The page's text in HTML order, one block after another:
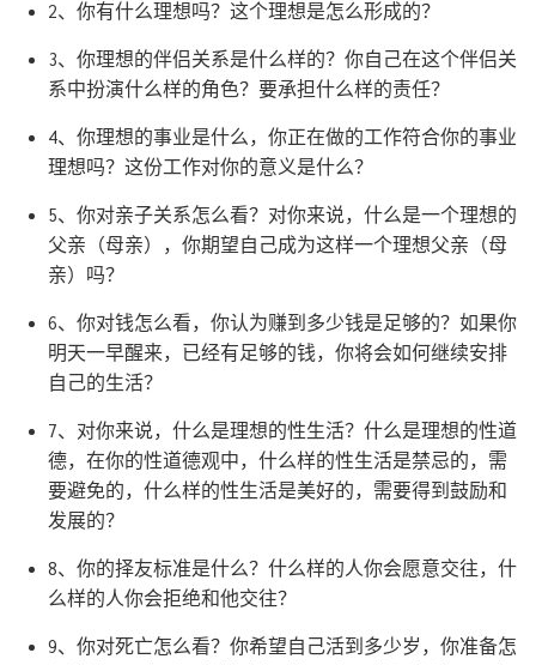
2、你有什么理想吗？这个理想是怎么形成的？
3、你理想的伴侣关系是什么样的？你自己在这个伴侣关
系中扮演什么样的角色？要承担什么样的责任？
4、你理想的事业是什么，你正在做的工作符合你的事业
理想吗？这份工作对你的意义是什么？
5、你对亲子关系怎么看？对你来说，什么是一个理想的
父亲（母亲），你期望自己成为这样一个理想父亲（母
亲）吗？
6、你对钱怎么看，你认为赚到多少钱是足够的？如果你
明天一早醒来，已经有足够的钱，你将会如何继续安排
自己的生活？
7、对你来说，什么是理想的性生活？什么是理想的性道
德，在你的性道德观中，什么样的性生活是禁忌的，需
要避免的，什么样的性生活是美好的，需要得到鼓励和
发展的？
8、你的择友标准是什么？什么样的人你会愿意交往，什
么样的人你会拒绝和他交往？
9、你对死亡怎么看？你希望自己活到多少岁，你准备怎